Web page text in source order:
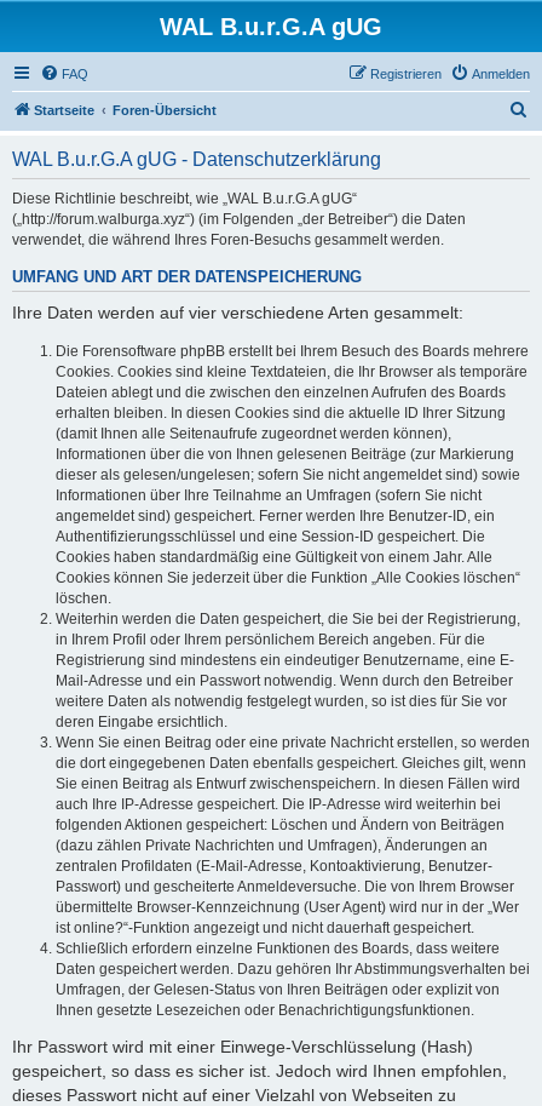
WAL B.u.r.G.A gUG
FAQ Anmelden
Registrieren
Startseite Foren-Übersicht
WAL B.u.r.G.A gUG - Datenschutzerklärung
Diese Richtlinie beschreibt, wie „WAL B.u.r.G.A gUG“
(„http://forum.walburga.xyz“) (im Folgenden „der Betreiber“) die Daten
verwendet, die während Ihres Foren-Besuchs gesammelt werden.
UMFANG UND ART DER DATENSPEICHERUNG
Ihre Daten werden auf vier verschiedene Arten gesammelt:
Die Forensoftware phpBB erstellt bei Ihrem Besuch des Boards mehrere
Cookies. Cookies sind kleine Textdateien, die Ihr Browser als temporäre
Dateien ablegt und die zwischen den einzelnen Aufrufen des Boards
erhalten bleiben. In diesen Cookies sind die aktuelle ID Ihrer Sitzung
(damit Ihnen alle Seitenaufrufe zugeordnet werden können),
Informationen über die von Ihnen gelesenen Beiträge (zur Markierung
dieser als gelesen/ungelesen; sofern Sie nicht angemeldet sind) sowie
Informationen über Ihre Teilnahme an Umfragen (sofern Sie nicht
angemeldet sind) gespeichert. Ferner werden Ihre Benutzer-ID, ein
Authentifizierungsschlüssel und eine Session-ID gespeichert. Die
Cookies haben standardmäßig eine Gültigkeit von einem Jahr. Alle
Cookies können Sie jederzeit über die Funktion „Alle Cookies löschen“
löschen.
Weiterhin werden die Daten gespeichert, die Sie bei der Registrierung,
in Ihrem Profil oder Ihrem persönlichem Bereich angeben. Für die
Registrierung sind mindestens ein eindeutiger Benutzername, eine E-
Mail-Adresse und ein Passwort notwendig. Wenn durch den Betreiber
weitere Daten als notwendig festgelegt wurden, so ist dies für Sie vor
deren Eingabe ersichtlich.
Wenn Sie einen Beitrag oder eine private Nachricht erstellen, so werden
die dort eingegebenen Daten ebenfalls gespeichert. Gleiches gilt, wenn
Sie einen Beitrag als Entwurf zwischenspeichern. In diesen Fällen wird
auch Ihre IP-Adresse gespeichert. Die IP-Adresse wird weiterhin bei
folgenden Aktionen gespeichert: Löschen und Ändern von Beiträgen
(dazu zählen Private Nachrichten und Umfragen), Änderungen an
zentralen Profildaten (E-Mail-Adresse, Kontoaktivierung, Benutzer-
Passwort) und gescheiterte Anmeldeversuche. Die von Ihrem Browser
übermittelte Browser-Kennzeichnung (User Agent) wird nur in der „Wer
ist online?“-Funktion angezeigt und nicht dauerhaft gespeichert.
Schließlich erfordern einzelne Funktionen des Boards, dass weitere
Daten gespeichert werden. Dazu gehören Ihr Abstimmungsverhalten bei
Umfragen, der Gelesen-Status von Ihren Beiträgen oder explizit von
Ihnen gesetzte Lesezeichen oder Benachrichtigungsfunktionen.
Ihr Passwort wird mit einer Einwege-Verschlüsselung (Hash)
gespeichert, so dass es sicher ist. Jedoch wird Ihnen empfohlen,
dieses Passwort nicht auf einer Vielzahl von Webseiten zu